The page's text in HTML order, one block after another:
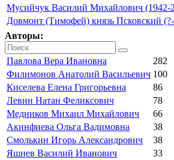
Мусийчук Василий Михайлович (1942-
Довмонт (Тимофей) князь Псковский
Авторы:
Павлова Вера Ивановна
282
Филимонов Анатолий Васильевич 100
Киселева Елена Григорьевна
86
Левин Натан Феликсович
78
Медников Михаил Михайлович
66
Акинфиева Ольга Вадимовна
38
Смолькин Игорь Александрович
38
Яшнев Василий Иванович
33